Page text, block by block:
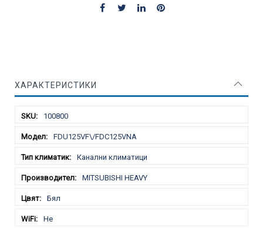
ХАРАКТЕРИСТИКИ
100800
FDU125VF\/FDC125VNA
Канални климатици
MITSUBISHI HEAVY
Бял
Не